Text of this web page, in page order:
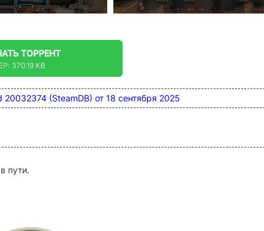
ТОРРЕНТ
370.19 KB
(SteamDB) от 18 сентября 2025
пути.